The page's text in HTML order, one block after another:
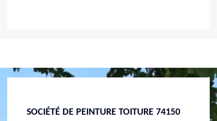
POUR LE BIEN ÊTRE DE VOS TUILES À
LES